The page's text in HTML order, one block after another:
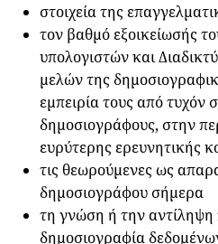
στοιχεία της
τον βαθμό εξοικείωσής
υπολογιστών και
μελών της
εμπειρία τους από τυχόν
δημοσιογράφους, στην
ευρύτερης ερευνητικής
τις θεωρούμενες ως
δημοσιογράφου σήμερα
τη γνώση ή την αντίληψη
δημοσιογραφία